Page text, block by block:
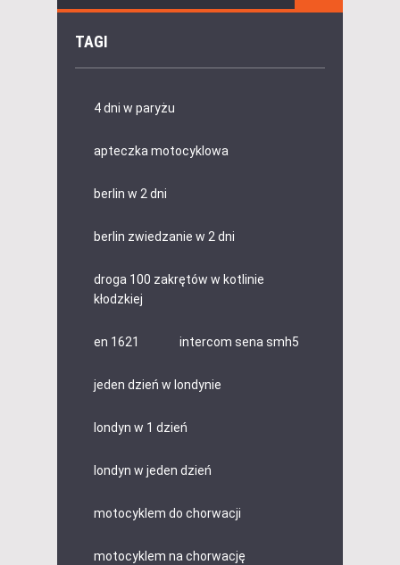
TAGI
4 dni w paryżu
apteczka motocyklowa
berlin w 2 dni
berlin zwiedzanie w 2 dni
droga 100 zakrętów w kotlinie
kłodzkiej
en 1621 intercom sena smh5
jeden dzień w londynie
londyn w 1 dzień
londyn w jeden dzień
motocyklem do chorwacji
motocyklem na chorwację